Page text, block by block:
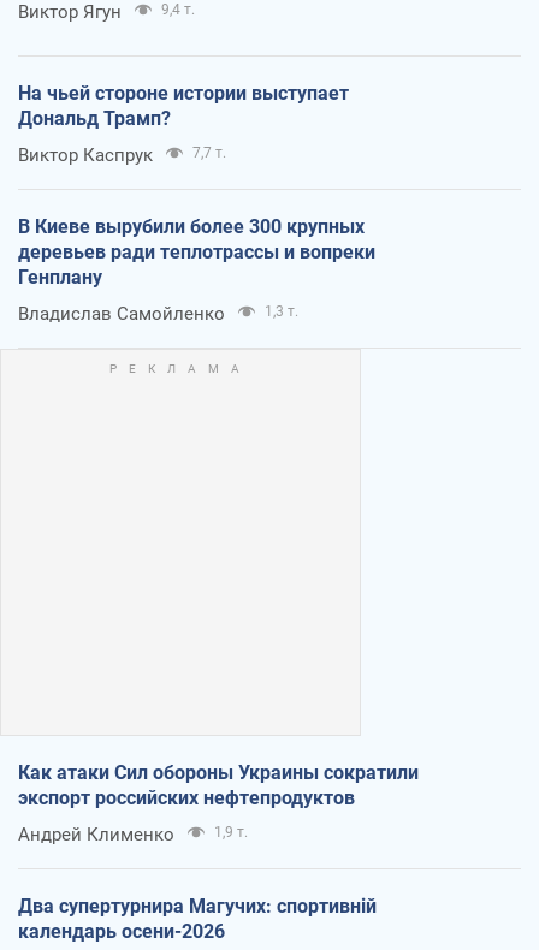
Виктор Ягун 9,4 т.
На чьей стороне истории выступает
Дональд Трамп?
Виктор Каспрук 7,7 т.
В Киеве вырубили более 300 крупных
деревьев ради теплотрассы и вопреки
Генплану
Владислав Самойленко 1,3 т.
Как атаки Сил обороны Украины сократили
экспорт российских нефтепродуктов
Андрей Клименко 1,9 т.
Два супертурнира Магучих: спортивній
календарь осени-2026